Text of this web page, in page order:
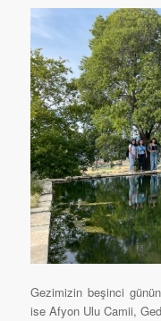
Gezimizin beşinci
ise Afyon Ulu Camii,